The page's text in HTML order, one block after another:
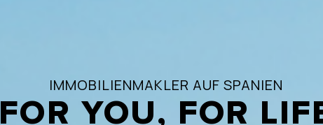
IMMOBILIENMAKLER AUF SPANIEN
FOR YOU, FOR